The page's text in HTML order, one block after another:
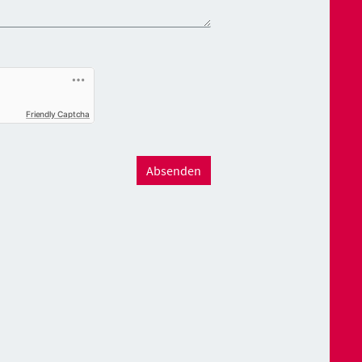
Friendly Captcha
Absenden